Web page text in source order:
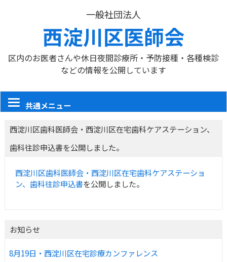
一般社団法人
西淀川区医師会
区内のお医者さんや休日夜間診療所・予防接種・各種検診
などの情報を公開しています
共通メニュー
西淀川区歯科医師会・西淀川区在宅歯科ケアステーション、
歯科往診申込書を公開しました。
西淀川区歯科医師会・西淀川区在宅歯科ケアステーショ
ン、歯科往診申込書を公開しました。
お知らせ
8月19日・西淀川区在宅診療カンファレンス